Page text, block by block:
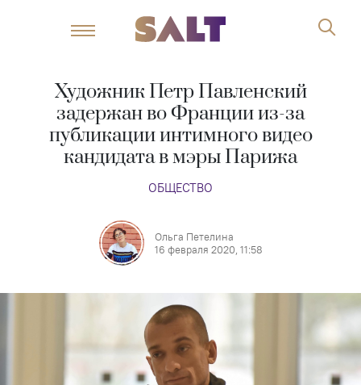
Художник Петр Павленский
задержан во Франции из-за
публикации интимного видео
кандидата в мэры Парижа
ОБЩЕСТВО
Ольга Петелина
16 февраля 2020, 11:58